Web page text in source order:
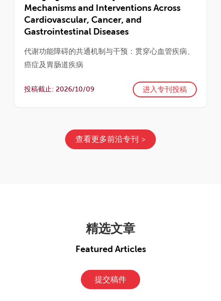
Mechanisms and Interventions Across
Cardiovascular, Cancer, and
Gastrointestinal Diseases
代谢功能障碍的共通机制与干预：贯穿心血管疾病、
癌症及胃肠道疾病
投稿截止: 2026/10/09 进入专刊投稿
查看更多前沿专刊
精选文章
Featured Articles
提交稿件